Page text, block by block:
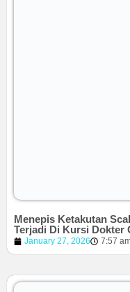
Menepis Ketakutan
Terjadi Di Kursi Dokter
January 27, 2026 7:57